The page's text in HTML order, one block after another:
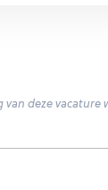
van deze